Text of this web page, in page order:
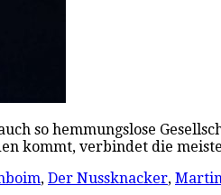
so hemmungslose
kommt, verbindet die
, Der Nussknacker,